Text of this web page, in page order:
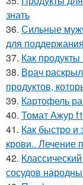
знать
36. Сильные
для
37. Как
38. Врач
продуктов,
39. Картофель
40. Томат Ажур
41. Как быстро и
крови.. Лечение
42.
сосудов